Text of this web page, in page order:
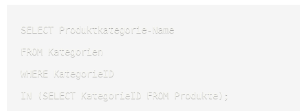
SELECT Produktkategorie-Name
FROM Kategorien
WHERE KategorieID
IN (SELECT KategorieID FROM Produkte);